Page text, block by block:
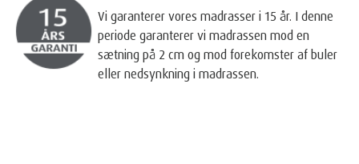
Vi garanterer vores madrasser i 15 år. I denne
periode garanterer vi madrassen mod en
sætning på 2 cm og mod forekomster af buler
eller nedsynkning i madrassen.